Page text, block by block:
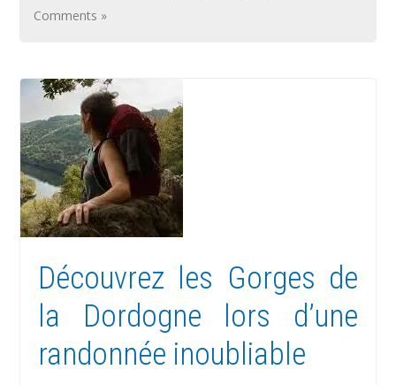
Comments »
Découvrez les Gorges de
la Dordogne lors d’une
randonnée inoubliable